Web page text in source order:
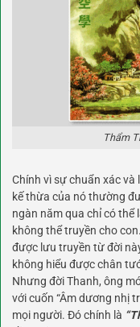
Thẩm
Chính vì sự chuẩn xác
kế thừa của nó thường
ngàn năm qua chỉ có thể
không thể truyền cho
được lưu truyền từ đời
không hiểu được chân
Nhưng đời Thanh, ông
với cuốn “Âm dương nhị
mọi người. Đó chính là